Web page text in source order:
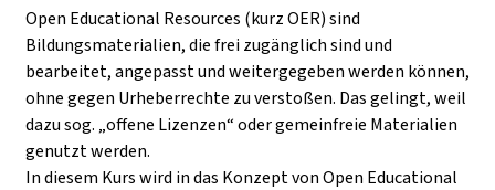
Open Educational Resources (kurz OER) sind
Bildungsmaterialien, die frei zugänglich sind und
bearbeitet, angepasst und weitergegeben werden können,
ohne gegen Urheberrechte zu verstoßen. Das gelingt, weil
dazu sog. „offene Lizenzen“ oder gemeinfreie Materialien
genutzt werden.
In diesem Kurs wird in das Konzept von Open Educational